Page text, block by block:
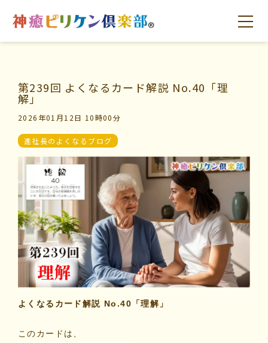
はじめての方へ 交流の場 学びの場
はじめての方へ
交流の場
学びの場
第239回 よくなるカード解説 No.40「理
解」
2026年01月12日 10時00分
進社長のよくなるブログ
よくなるカード解説 No.40「理解」
このカードは、